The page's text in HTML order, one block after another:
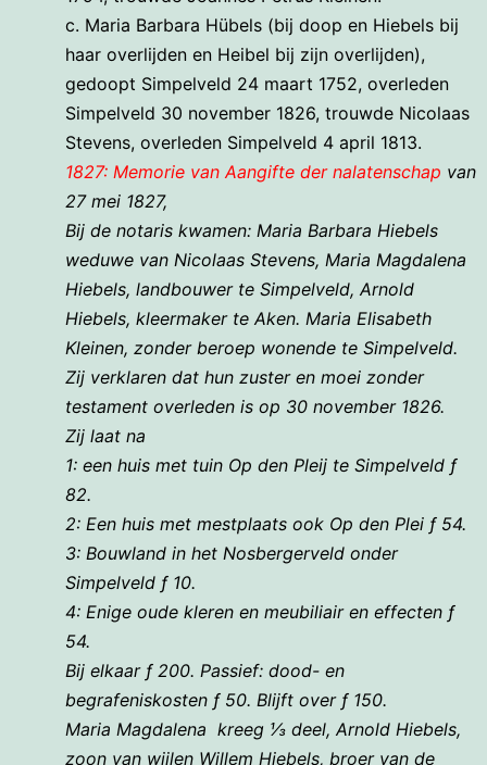
c. Maria Barbara Hübels (bij doop en Hiebels bij
haar overlijden en Heibel bij zijn overlijden),
gedoopt Simpelveld 24 maart 1752, overleden
Simpelveld 30 november 1826, trouwde Nicolaas
Stevens, overleden Simpelveld 4 april 1813.
1827: Memorie van Aangifte der nalatenschap van
27 mei 1827,
Bij de notaris kwamen: Maria Barbara Hiebels
weduwe van Nicolaas Stevens, Maria Magdalena
Hiebels, landbouwer te Simpelveld, Arnold
Hiebels, kleermaker te Aken. Maria Elisabeth
Kleinen, zonder beroep wonende te Simpelveld.
Zij verklaren dat hun zuster en moei zonder
testament overleden is op 30 november 1826.
Zij laat na
1: een huis met tuin Op den Pleij te Simpelveld ƒ
82.
2: Een huis met mestplaats ook Op den Plei ƒ 54.
3: Bouwland in het Nosbergerveld onder
Simpelveld ƒ 10.
4: Enige oude kleren en meubiliair en effecten ƒ
54.
Bij elkaar ƒ 200. Passief: dood- en
begrafeniskosten ƒ 50. Blijft over ƒ 150.
Maria Magdalena kreeg ⅓ deel, Arnold Hiebels,
zoon van wijlen Willem Hiebels, broer van de